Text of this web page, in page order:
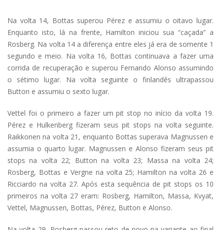
Na volta 14, Bottas superou Pérez e assumiu o oitavo lugar.
Enquanto isto, lá na frente, Hamilton iniciou sua “caçada” a
Rosberg. Na volta 14 a diferença entre eles já era de somente 1
segundo e meio. Na volta 16, Bottas continuava a fazer uma
corrida de recuperação e superou Fernando Alonso assumindo
o sétimo lugar. Na volta seguinte o finlandês ultrapassou
Button e assumiu o sexto lugar.
Vettel foi o primeiro a fazer um pit stop no início da volta 19.
Pérez e Hulkenberg fizeram seus pit stops na volta seguinte.
Raikkonen na volta 21, enquanto Bottas superava Magnussen e
assumia o quarto lugar. Magnussen e Alonso fizeram seus pit
stops na volta 22; Button na volta 23; Massa na volta 24;
Rosberg, Bottas e Vergne na volta 25; Hamilton na volta 26 e
Ricciardo na volta 27. Após esta sequência de pit stops os 10
primeiros na volta 27 eram: Rosberg, Hamilton, Massa, Kvyat,
Vettel, Magnussen, Bottas, Pérez, Button e Alonso.